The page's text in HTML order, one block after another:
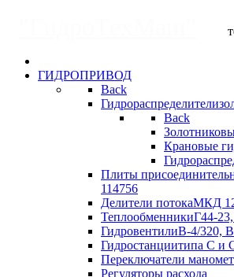
ГИДРОПРИВОД
Back
Гидрораспределители
Back
Крановые
Плиты
114756
Делители потокаМКД
ТеплообменникиГ44-
ГидровентилиВ-4/320,
Гидростанциитипа С и
Переключатели
Регуляторы расхода